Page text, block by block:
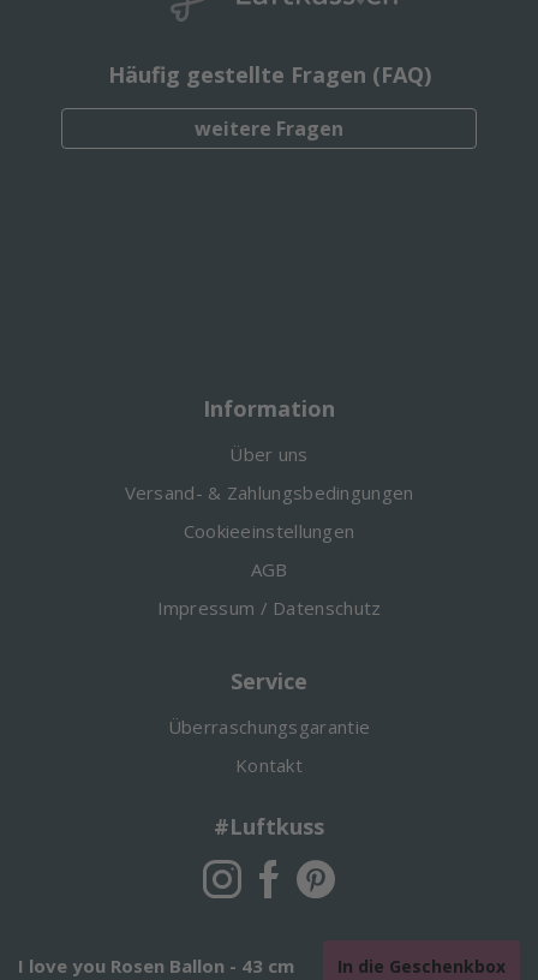
I love you Rosen Ballon - 43 cm In die Geschenkbox
Häufig gestellte Fragen (FAQ)
weitere Fragen
Information
Über uns
Versand- & Zahlungsbedingungen
Cookieeinstellungen
AGB
Impressum / Datenschutz
Service
Überraschungsgarantie
Kontakt
#Luftkuss